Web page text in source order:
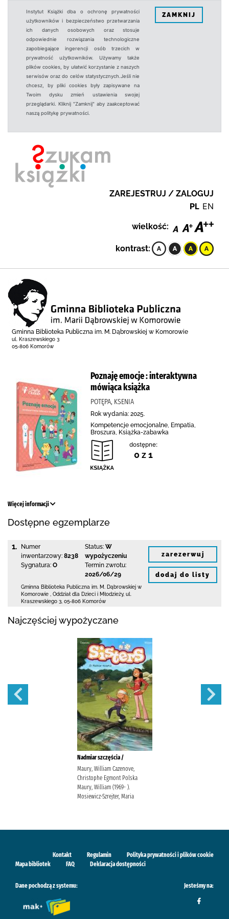
Instytut Książki dba o ochronę prywatności
użytkowników i bezpieczeństwo przetwarzania
ich danych osobowych oraz stosuje
odpowiednie rozwiązania technologiczne
zapobiegające ingerencji osób trzecich w
prywatność użytkowników. Używamy także
plików cookies, by ułatwić korzystanie z naszych
serwisów oraz do celów statystycznych.Jeśli nie
chcesz, by pliki cookies były zapisywane na
Twoim dysku zmień ustawienia swojej
przeglądarki. Kliknij "Zamknij" aby zaakceptować
naszą politykę prywatności.
ZAMKNIJ
ZAREJESTRUJ / ZALOGUJ
PL EN
wielkość:
kontrast:
Gminna Biblioteka Publiczna im. M. Dąbrowskiej w Komorowie
ul. Kraszewskiego 3
05-806 Komorów
Poznaję emocje : interaktywna
mówiąca książka
POTĘPA, KSENIA
Rok wydania: 2025.
Kompetencje emocjonalne, Empatia,
Broszura, Książka-zabawka
dostępne:
0 z 1
Więcej informacji
Dostępne egzemplarze
1.
Numer
inwentarzowy: 8238
Sygnatura: O
Status: W
wypożyczeniu
Termin zwrotu:
2026/06/29
Gminna Biblioteka Publiczna im. M. Dąbrowskiej w
Komorowie
Oddział dla Dzieci i Młodzieży, ul.
Kraszewskiego 3 05-806 Komorów
zarezerwuj
dodaj do listy
Najczęściej wypożyczane
Nadmiar szczęścia /
Maury, William Cazenove,
Christophe Egmont Polska
Maury, William (1969- ).
Mosiewicz-Szrejter, Maria
Kontakt Regulamin
Polityka prywatności i plików cookie
Mapa bibliotek
FAQ Deklaracja dostępności
Dane pochodzą z systemu: Jesteśmy na: